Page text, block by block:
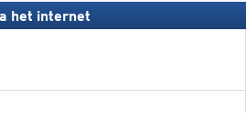
het internet